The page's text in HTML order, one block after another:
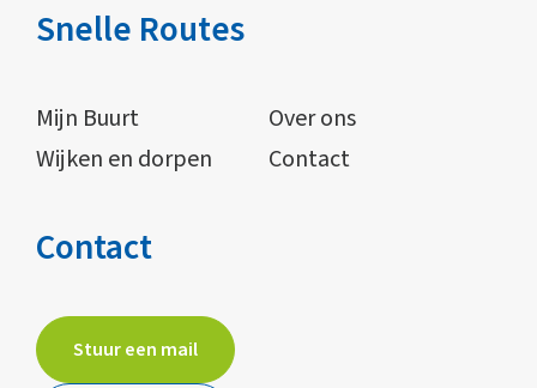
Snelle Routes
Mijn Buurt
Over ons
Wijken en dorpen
Contact
Contact
Stuur een mail